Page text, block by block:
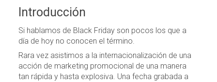
Introducción
Si hablamos de Black Friday son pocos los que a
día de hoy no conocen el término.
Rara vez asistimos a la internacionalización de una
acción de marketing promocional de una manera
tan rápida y hasta explosiva. Una fecha grabada a